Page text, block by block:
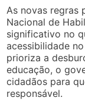
As novas regras
Nacional de
significativo no
acessibilidade
prioriza a
educação, o
cidadãos para
responsável.